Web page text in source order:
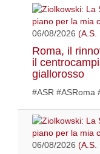
06/08/2026 (A.S.
Roma, il
il
giallorosso
#ASR #ASRoma
06/08/2026 (A.S.